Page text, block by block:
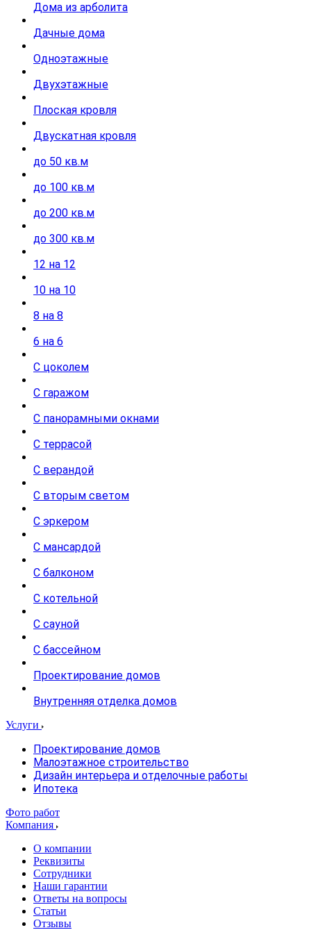
Дома из арболита
Дачные дома
Одноэтажные
Двухэтажные
Плоская кровля
Двускатная кровля
до 50 кв.м
до 100 кв.м
до 200 кв.м
до 300 кв.м
12 на 12
10 на 10
8 на 8
6 на 6
С цоколем
С гаражом
С панорамными окнами
С террасой
С верандой
С вторым светом
С эркером
С мансардой
С балконом
С котельной
С сауной
С бассейном
Проектирование домов
Внутренняя отделка домов
Услуги
Проектирование домов
Малоэтажное строительство
Дизайн интерьера и отделочные работы
Ипотека
Фото работ
Компания
О компании
Реквизиты
Сотрудники
Наши гарантии
Ответы на вопросы
Статьи
Отзывы